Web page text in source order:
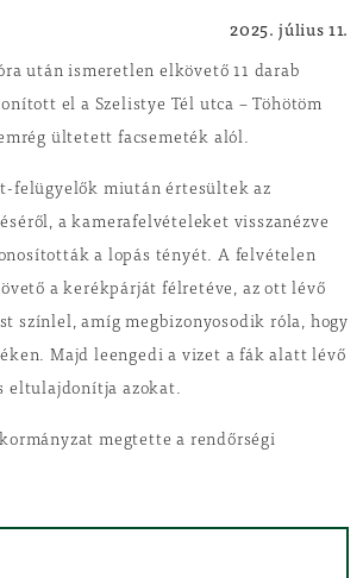
2025. július 11.
után ismeretlen elkövető 11 darab
el a Szelistye Tél utca – Töhötöm
ültetett facsemeték alól.
felügyelők miután értesültek az
a kamerafelvételeket visszanézve
a lopás tényét. A felvételen
a kerékpárját félretéve, az ott lévő
színlel, amíg megbizonyosodik róla, hogy
Majd leengedi a vizet a fák alatt lévő
eltulajdonítja azokat.
megtette a rendőrségi